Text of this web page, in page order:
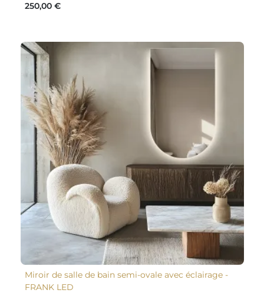
250,00 €
Miroir de salle de bain semi-ovale avec éclairage -
FRANK LED